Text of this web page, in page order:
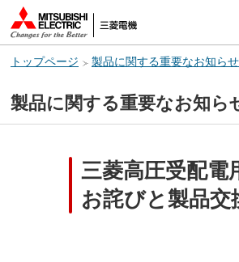
トップページ 製品に関する重要なお知らせ
製品に関する重要なお知ら
三菱高圧受配電
お詫びと製品交